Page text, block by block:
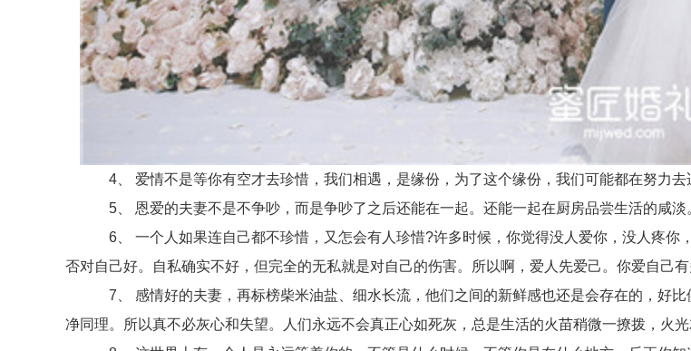
4、 爱情不是等你有空才去珍惜，我们相遇，是缘份，为了这个缘份，我们可能都在努力去
5、 恩爱的夫妻不是不争吵，而是争吵了之后还能在一起。还能一起在厨房品尝生活的咸淡
6、 一个人如果连自己都不珍惜，又怎会有人珍惜?许多时候，你觉得没人爱你，没人疼你
否对自己好。自私确实不好，但完全的无私就是对自己的伤害。所以啊，爱人先爱己。你爱自己有
7、 感情好的夫妻，再标榜柴米油盐、细水长流，他们之间的新鲜感也还是会存在的，好
净同理。所以真不必灰心和失望。人们永远不会真正心如死灰，总是生活的火苗稍微一撩拨，火光